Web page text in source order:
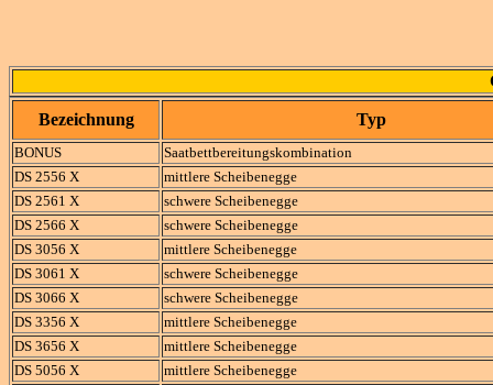
Bezeichnung Typ
BONUS
Saatbettbereitungskombination
DS 2556 X
mittlere Scheibenegge
DS 2561 X
schwere Scheibenegge
DS 2566 X
schwere Scheibenegge
DS 3056 X
mittlere Scheibenegge
DS 3061 X
schwere Scheibenegge
DS 3066 X
schwere Scheibenegge
DS 3356 X
mittlere Scheibenegge
DS 3656 X
mittlere Scheibenegge
DS 5056 X
mittlere Scheibenegge